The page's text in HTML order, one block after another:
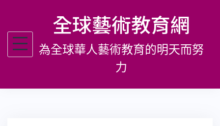
主
全球藝術教育網
為全球華人藝術教育的明天而努
力